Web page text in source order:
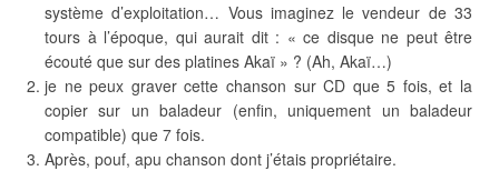
système d’exploitation… Vous imaginez le vendeur de 33
tours à l’époque, qui aurait dit : « ce disque ne peut être
écouté que sur des platines Akaï » ? (Ah, Akaï…)
je ne peux graver cette chanson sur CD que 5 fois, et la
copier sur un baladeur (enfin, uniquement un baladeur
compatible) que 7 fois.
Après, pouf, apu chanson dont j’étais propriétaire.